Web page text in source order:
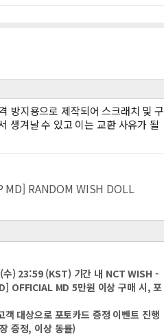
방지용으로 제작되어 스크래치 및 구
생겨날 수 있고 이는 교환 사유가 될
MD] RANDOM WISH DOLL
) 23:59 (KST) 기간 내 NCT WISH -
OFFICIAL MD 5만원 이상 구매 시, 포
대상으로 포토카드 증정 이벤트 진행
증정, 이상 동률)